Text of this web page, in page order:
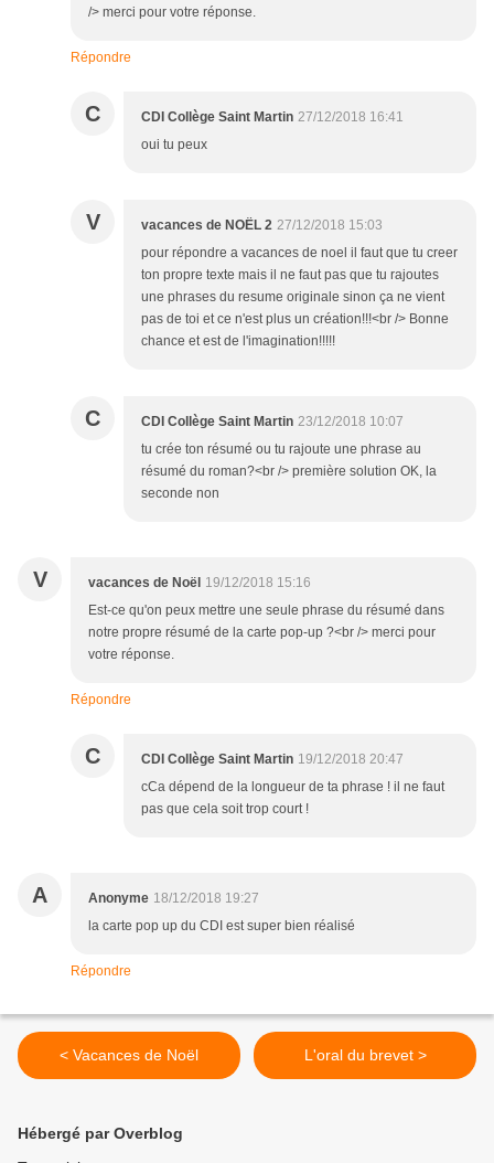
/> merci pour votre réponse.
Répondre
C CDI Collège Saint Martin 27/12/2018 16:41
oui tu peux
V vacances de NOËL 2 27/12/2018 15:03
pour répondre a vacances de noel il faut que tu creer
ton propre texte mais il ne faut pas que tu rajoutes
une phrases du resume originale sinon ça ne vient
pas de toi et ce n'est plus un création!!!<br /> Bonne
chance et est de l'imagination!!!!!
C CDI Collège Saint Martin 23/12/2018 10:07
tu crée ton résumé ou tu rajoute une phrase au
résumé du roman?<br /> première solution OK, la
seconde non
V vacances de Noël 19/12/2018 15:16
Est-ce qu'on peux mettre une seule phrase du résumé dans
notre propre résumé de la carte pop-up ?<br /> merci pour
votre réponse.
Répondre
C CDI Collège Saint Martin 19/12/2018 20:47
cCa dépend de la longueur de ta phrase ! il ne faut
pas que cela soit trop court !
A Anonyme 18/12/2018 19:27
la carte pop up du CDI est super bien réalisé
Répondre
< Vacances de Noël L'oral du brevet >
Hébergé par Overblog